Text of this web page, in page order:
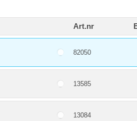
Art.nr
82050
13585
13084